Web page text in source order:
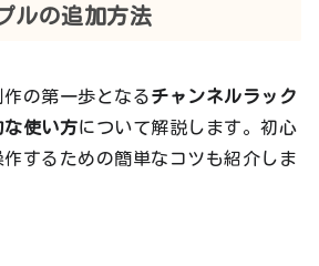
ルの追加方法
の第一歩となるチャンネルラック
な使い方について解説します。初心
するための簡単なコツも紹介しま